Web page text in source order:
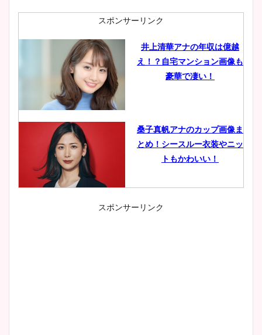
スポンサーリンク
井上清華アナの年収は億越
え！？自宅マンション画像も
豪華で凄い！
桑子真帆アナのカップ画像ま
とめ！シースルー衣装やニッ
トもかわいい！
小室瑛莉子のカップ画像まと
スポンサーリンク